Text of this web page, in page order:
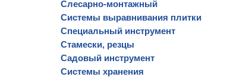
Слесарно-монтажный
Системы выравнивания плитки
Специальный инструмент
Стамески, резцы
Садовый инструмент
Системы хранения